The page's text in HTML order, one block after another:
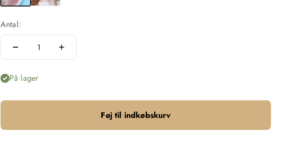
Antal:
På lager
Føj til indkøbskurv